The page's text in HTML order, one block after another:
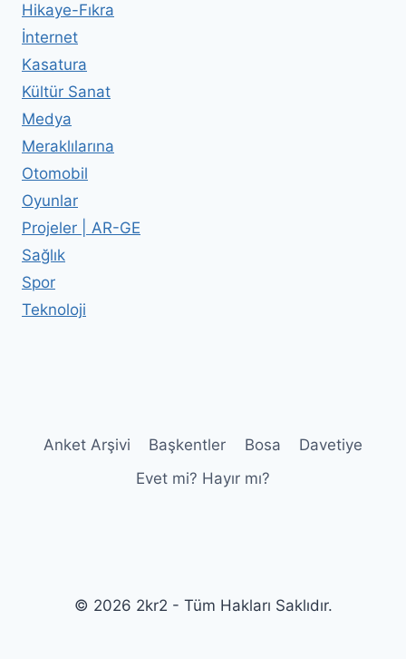
Hikaye-Fıkra
İnternet
Kasatura
Kültür Sanat
Medya
Meraklılarına
Otomobil
Oyunlar
Projeler | AR-GE
Sağlık
Spor
Teknoloji
Anket Arşivi Başkentler Bosa
Davetiye
Evet mi? Hayır mı?
© 2026 2kr2 - Tüm Hakları Saklıdır.